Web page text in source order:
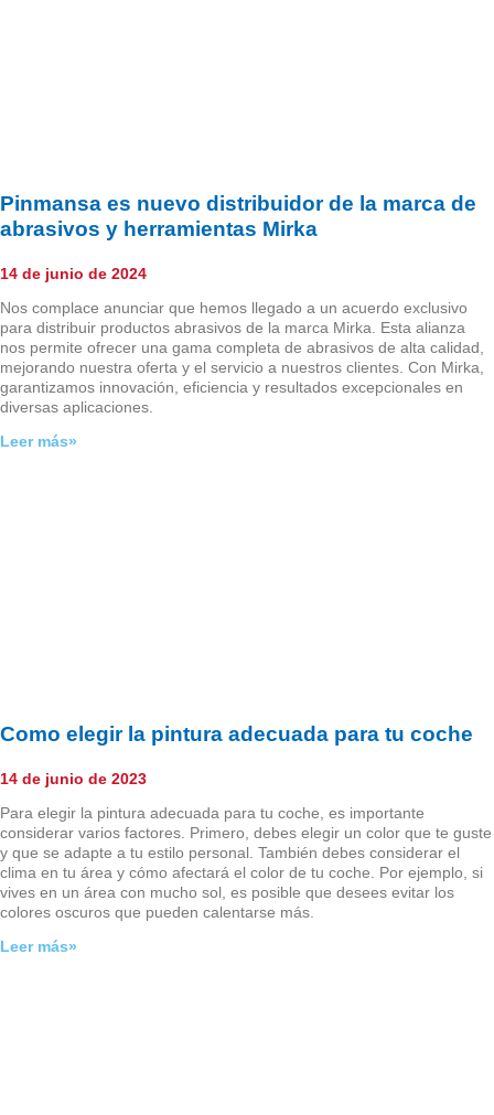
Pinmansa es nuevo distribuidor de la marca de
abrasivos y herramientas Mirka
14 de junio de 2024
Nos complace anunciar que hemos llegado a un acuerdo exclusivo
para distribuir productos abrasivos de la marca Mirka. Esta alianza
nos permite ofrecer una gama completa de abrasivos de alta calidad,
mejorando nuestra oferta y el servicio a nuestros clientes. Con Mirka,
garantizamos innovación, eficiencia y resultados excepcionales en
diversas aplicaciones.
Leer más»
Como elegir la pintura adecuada para tu coche
14 de junio de 2023
Para elegir la pintura adecuada para tu coche, es importante
considerar varios factores. Primero, debes elegir un color que te guste
y que se adapte a tu estilo personal. También debes considerar el
clima en tu área y cómo afectará el color de tu coche. Por ejemplo, si
vives en un área con mucho sol, es posible que desees evitar los
colores oscuros que pueden calentarse más.
Leer más»